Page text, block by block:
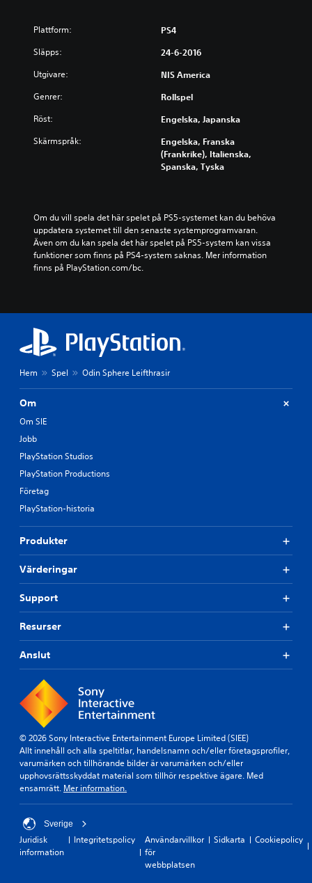
Plattform: PS4
Släpps: 24-6-2016
Utgivare: NIS America
Genrer: Rollspel
Röst: Engelska, Japanska
Skärmspråk:
Engelska, Franska
(Frankrike), Italienska,
Spanska, Tyska
Om du vill spela det här spelet på PS5-systemet kan du behöva
uppdatera systemet till den senaste systemprogramvaran.
Även om du kan spela det här spelet på PS5-system kan vissa
funktioner som finns på PS4-system saknas. Mer information
finns på PlayStation.com/bc.
Hem Spel Odin Sphere Leifthrasir
Om
Om SIE
Jobb
PlayStation Studios
PlayStation Productions
Företag
PlayStation-historia
Produkter
Värderingar
Support
Resurser
Anslut
© 2026 Sony Interactive Entertainment Europe Limited (SIEE)
Allt innehåll och alla speltitlar, handelsnamn och/eller företagsprofiler,
varumärken och tillhörande bilder är varumärken och/eller
upphovsrättsskyddat material som tillhör respektive ägare. Med
ensamrätt. Mer information.
Sverige
Juridisk
information
Integritetspolicy
Användarvillkor
för
webbplatsen
Sidkarta Cookiepolicy